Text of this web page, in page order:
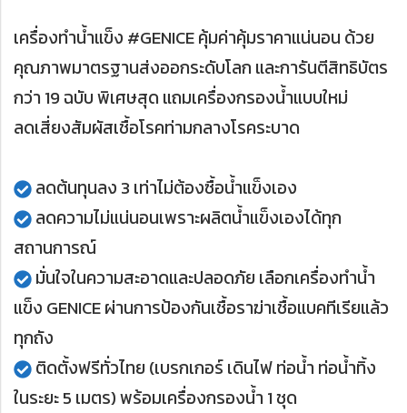
เครื่องทำน้ำแข็ง #GENICE คุ้มค่าคุ้มราคาแน่นอน ด้วย
คุณภาพมาตรฐานส่งออกระดับโลก และการันตีสิทธิบัตร
กว่า 19 ฉบับ พิเศษสุด แถมเครื่องกรองน้ำแบบใหม่
ลดเสี่ยงสัมผัสเชื้อโรคท่ามกลางโรคระบาด
ลดต้นทุนลง 3 เท่าไม่ต้องซื้อน้ำแข็งเอง
ลดความไม่แน่นอนเพราะผลิตน้ำแข็งเองได้ทุก
สถานการณ์
มั่นใจในความสะอาดและปลอดภัย เลือกเครื่องทำน้ำ
แข็ง GENICE ผ่านการป้องกันเชื้อราฆ่าเชื้อแบคทีเรียแล้ว
ทุกถัง
ติดตั้งฟรีทั่วไทย (เบรกเกอร์ เดินไฟ ท่อน้ำ ท่อน้ำทิ้ง
ในระยะ 5 เมตร) พร้อมเครื่องกรองน้ำ 1 ชุด